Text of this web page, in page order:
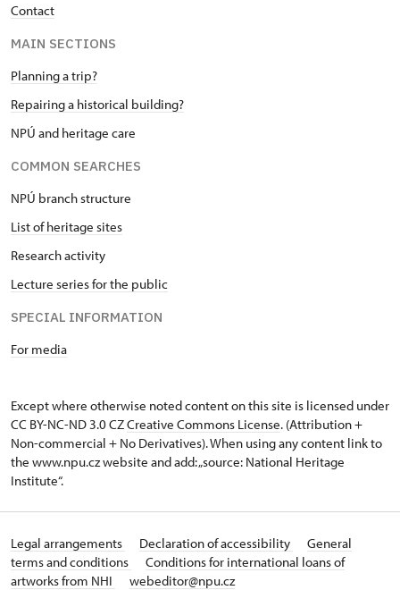
Contact
MAIN SECTIONS
Planning a trip?
Repairing a historical building?
NPÚ and heritage care
COMMON SEARCHES
NPÚ branch structure
List of heritage sites
Research activity
Lecture series for the public
SPECIAL INFORMATION
For media
Except where otherwise noted content on this site is licensed under
CC BY-NC-ND 3.0 CZCreative Commons License. (Attribution +
Non-commercial + No Derivatives). When using any content link to
the www.npu.cz website and add: „source: National Heritage
Institute“.
Legal arrangements Declaration of accessibility
General
terms and conditions
Conditions for international loans of
artworks from NHI
webeditor@npu.cz